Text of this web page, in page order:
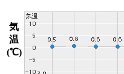
気
温
(℃)